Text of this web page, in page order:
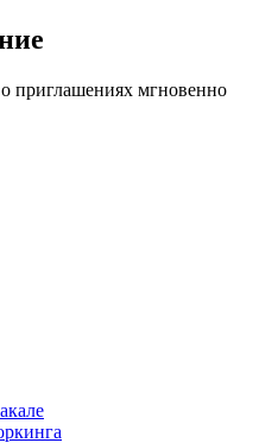
приглашениях мгновенно